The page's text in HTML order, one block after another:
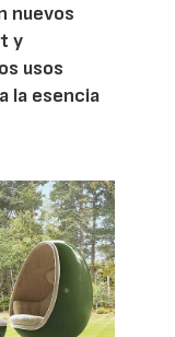
nuevos
y
usos
la esencia